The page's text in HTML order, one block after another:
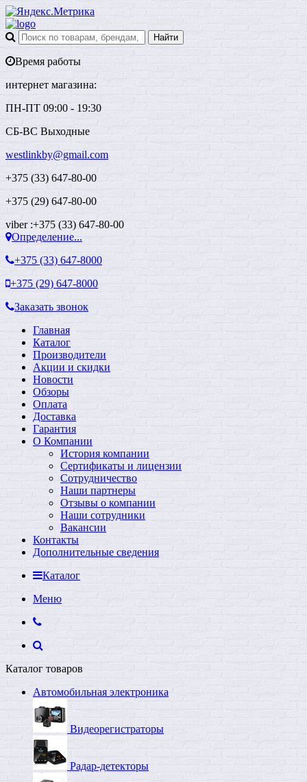
Время работы
интернет магазина:
ПН-ПТ 09:00 - 19:30
СБ-ВС Выходные
westlinkby@gmail.com
+375 (33) 647-80-00
+375 (29) 647-80-00
viber :+375 (33) 647-80-00
Определение...
+375 (33) 647-8000
+375 (29) 647-8000
Заказать звонок
Главная
Каталог
Производители
Акции и скидки
Новости
Обзоры
Оплата
Доставка
Гарантия
О Компании
История компании
Сертификаты и лицензии
Сотрудничество
Наши партнеры
Отзывы о компании
Наши сотрудники
Вакансии
Контакты
Дополнительные сведения
Каталог
Меню
Каталог товаров
Автомобильная электроника
Видеорегистраторы
Радар-детекторы